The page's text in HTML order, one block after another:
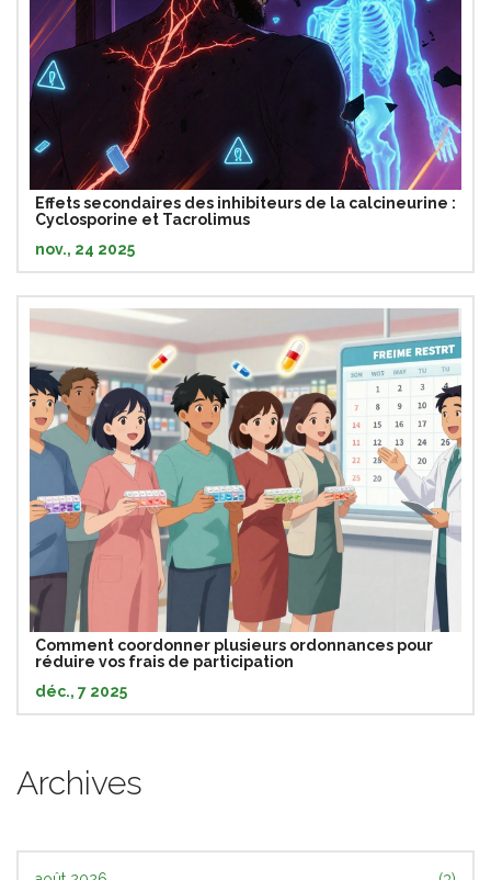
Effets secondaires des inhibiteurs de la calcineurine :
Cyclosporine et Tacrolimus
nov., 24 2025
Comment coordonner plusieurs ordonnances pour
réduire vos frais de participation
déc., 7 2025
Archives